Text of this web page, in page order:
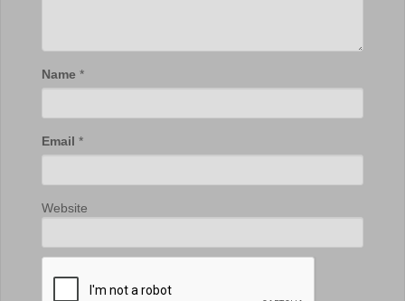
Name *
Email *
Website